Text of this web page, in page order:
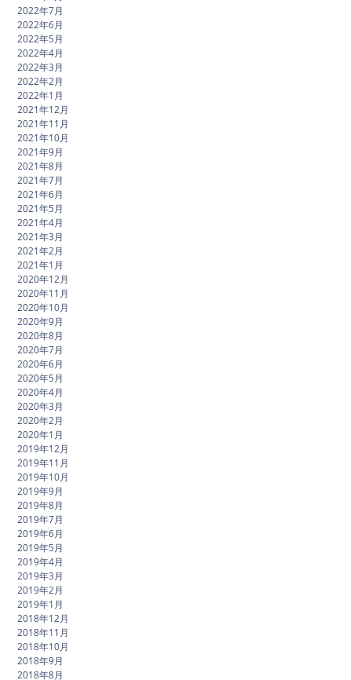
2022年7月
2022年6月
2022年5月
2022年4月
2022年3月
2022年2月
2022年1月
2021年12月
2021年11月
2021年10月
2021年9月
2021年8月
2021年7月
2021年6月
2021年5月
2021年4月
2021年3月
2021年2月
2021年1月
2020年12月
2020年11月
2020年10月
2020年9月
2020年8月
2020年7月
2020年6月
2020年5月
2020年4月
2020年3月
2020年2月
2020年1月
2019年12月
2019年11月
2019年10月
2019年9月
2019年8月
2019年7月
2019年6月
2019年5月
2019年4月
2019年3月
2019年2月
2019年1月
2018年12月
2018年11月
2018年10月
2018年9月
2018年8月